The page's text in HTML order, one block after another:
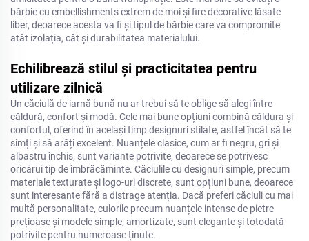
bărbie cu embellishments extrem de moi și fire decorative lăsate
liber, deoarece acesta va fi și tipul de bărbie care va compromite
atât izolația, cât și durabilitatea materialului.
Echilibrează stilul și practicitatea pentru
utilizare zilnică
Un căciulă de iarnă bună nu ar trebui să te oblige să alegi între
căldură, confort și modă. Cele mai bune opțiuni combină căldura și
confortul, oferind în același timp designuri stilate, astfel încât să te
simți și să arăți excelent. Nuanțele clasice, cum ar fi negru, gri și
albastru închis, sunt variante potrivite, deoarece se potrivesc
oricărui tip de îmbrăcăminte. Căciulile cu designuri simple, precum
materiale texturate și logo-uri discrete, sunt opțiuni bune, deoarece
sunt interesante fără a distrage atenția. Dacă preferi căciuli cu mai
multă personalitate, culorile precum nuanțele intense de pietre
prețioase și modele simple, amortizate, sunt elegante și totodată
potrivite pentru numeroase ținute.